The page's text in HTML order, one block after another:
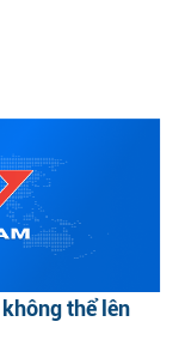
thể lên